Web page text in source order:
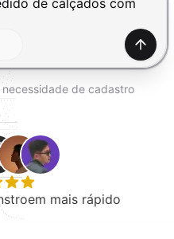
Gerar
de cadastro
mais rápido